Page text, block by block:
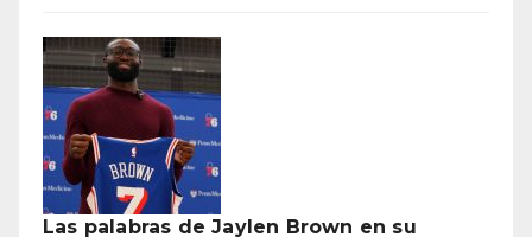
Las palabras de Jaylen Brown en su